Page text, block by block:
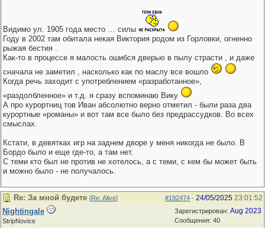
Видимо ул. 1905 года место … силы
Году в 2002 там обитала некая Виктория родом из Горловки, огненно
рыжая бестия .
Как-то в процессе я малость ошибся дверью в пылу страсти , и даже
сначала не заметил , насколько как по маслу все вошло
Когда речь заходит с употреблением «разработанное»,
«раздолбленное» и т.д. я сразу вспоминаю Вику
А про курортниц тов Иван абсолютно верно отметил - были раза два
курортные «романы» и вот там все было без предрассудков. Во всех
смыслах.
Кстати, в девятках игр на заднем дворе у меня никогда не было. В
Бордо было и еще где-то, а там нет.
С теми кто был не против не хотелось, а с теми, с кем бы может быть
и можно было - не получалось.
#192474 - 24/05/2025 23:01:52
Re: За мной будете [Re: Alive]
Зарегистрирован: Aug 2023
Сообщения: 40
Nightingale
StripNovice